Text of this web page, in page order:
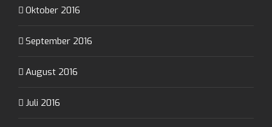
Oktober 2016
September 2016
August 2016
Juli 2016